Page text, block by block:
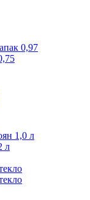
0,97
1,0 л
л